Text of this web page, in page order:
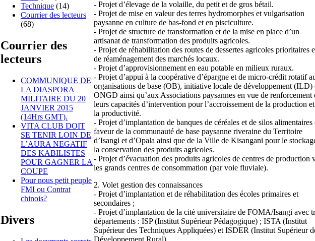
Technique (14)
Courrier des lecteurs
(68)
Courrier des
lecteurs
COMMUNIQUE DE
LA DIASPORA
MILITAIRE DU 20
JANVIER 2015
(14Hrs GMT).
VITA CLUB DOIT
SE TENIR LOIN DE
L’AURA NEGATIF
DES KABILISTES
POUR GAGNER LA
COUPE
Pour nous petit peuple
FMI ou Contrat
chinois?
Divers
- Projet d’élevage de la volaille, du petit et de gros bétail.
- Projet de mise en valeur des terres hydromorphes et vulgarisation
paysanne en culture de bas-fond et en pisciculture.
- Projet de structure de transformation et de la mise en place d’un
artisanat de transformation des produits agricoles.
- Projet de réhabilitation des routes de dessertes agricoles prioritaires
de réaménagement des marchés locaux.
- Projet d’approvisionnement en eau potable en milieux ruraux.
- Projet d’appui à la coopérative d’épargne et de micro-crédit rotatif
organisations de base (OB), initiative locale de développement (ILD)
ONGD ainsi qu’aux Associations paysannes en vue de renforcement
leurs capacités d’intervention pour l’accroissement de la production
la productivité.
- Projet d’implantation de banques de céréales et de silos alimentaires
faveur de la communauté de base paysanne riveraine du Territoire
d’Isangi et d’Opala ainsi que de la Ville de Kisangani pour le
la conservation des produits agricoles.
- Projet d’évacuation des produits agricoles de centres de production
les grands centres de consommation (par voie fluviale).
2. Volet gestion des connaissances
- Projet d’implantation et de réhabilitation des écoles primaires et
secondaires ;
- Projet d’implantation de la cité universitaire de FOMA/Isangi avec
départements : ISP (Institut Supérieur Pédagogique) ; ISTA (Institut
Supérieur des Techniques Appliquées) et ISDER (Institut Supérieur
Développement Rural).